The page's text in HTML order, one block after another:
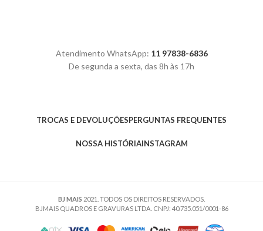
Atendimento WhatsApp: 11 97838-6836
De segunda a sexta, das 8h às 17h
TROCAS E DEVOLUÇÕESPERGUNTAS FREQUENTES
NOSSA HISTÓRIAINSTAGRAM
BJ MAIS 2021. TODOS OS DIREITOS RESERVADOS.
BJMAIS QUADROS E GRAVURAS LTDA. CNPJ: 40.735.051/0001-86